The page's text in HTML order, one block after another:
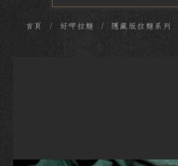
首頁 好呷拉麵 隱藏版拉麵系列